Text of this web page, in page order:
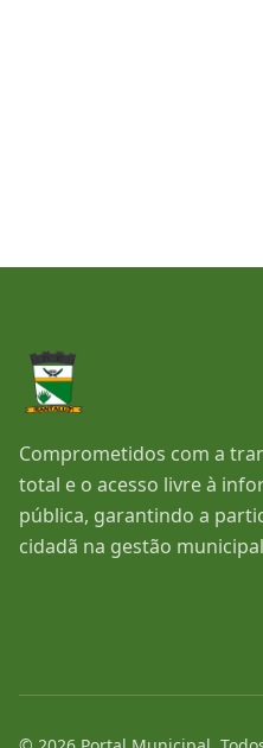
Comprometidos com a
total e o acesso livre à
pública, garantindo a
cidadã na gestão